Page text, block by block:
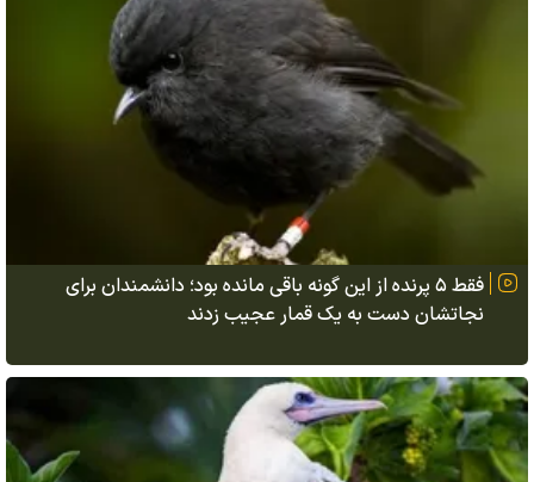
فقط ۵ پرنده از این گونه باقی مانده بود؛ دانشمندان برای
نجاتشان دست به یک قمار عجیب زدند